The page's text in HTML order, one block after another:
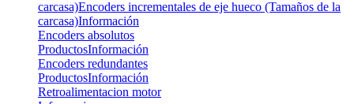
carcasa)Encoders incrementales de eje hueco (Tamaños de la
carcasa)Información
Encoders absolutos
ProductosInformación
Encoders redundantes
ProductosInformación
Retroalimentacion motor